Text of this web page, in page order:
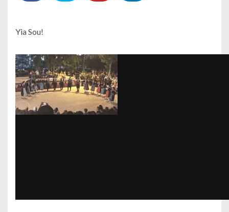
Yia Sou!